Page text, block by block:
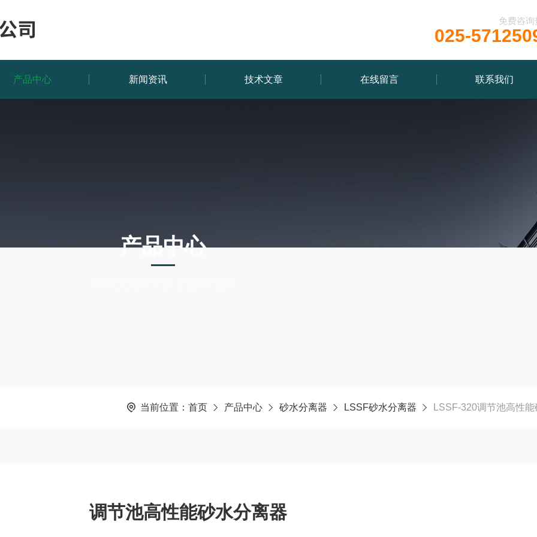
免费咨询
025-
产品中心 新闻资讯 技术文章 在线留言 联系我们
产品中心
当前位置： 首页 产品中心 砂水分离器 LSSF砂水分离器 LSSF-320调节池高性
调节池高性能砂水分离器